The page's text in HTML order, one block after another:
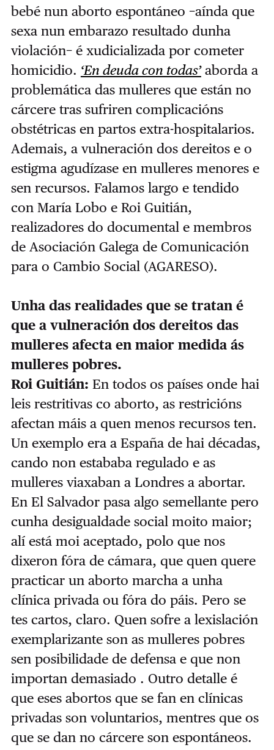
bebé nun aborto espontáneo −aínda que
sexa nun embarazo resultado dunha
violación− é xudicializada por cometer
homicidio. ‘En deuda con todas’aborda a
problemática das mulleres que están no
cárcere tras sufriren complicacións
obstétricas en partos extra-hospitalarios.
Ademais, a vulneración dos dereitos e o
estigma agudízase en mulleres menores e
sen recursos. Falamos largo e tendido
con María Lobo e Roi Guitián,
realizadores do documental e membros
de Asociación Galega de Comunicación
para o Cambio Social (AGARESO).
Unha das realidades que se tratan é
que a vulneración dos dereitos das
mulleres afecta en maior medida ás
mulleres pobres.
Roi Guitián: En todos os países onde hai
leis restritivas co aborto, as restricións
afectan máis a quen menos recursos ten.
Un exemplo era a España de hai décadas,
cando non estababa regulado e as
mulleres viaxaban a Londres a abortar.
En El Salvador pasa algo semellante pero
cunha desigualdade social moito maior;
alí está moi aceptado, polo que nos
dixeron fóra de cámara, que quen quere
practicar un aborto marcha a unha
clínica privada ou fóra do páis. Pero se
tes cartos, claro. Quen sofre a lexislación
exemplarizante son as mulleres pobres
sen posibilidade de defensa e que non
importan demasiado . Outro detalle é
que eses abortos que se fan en clínicas
privadas son voluntarios, mentres que os
que se dan no cárcere son espontáneos.